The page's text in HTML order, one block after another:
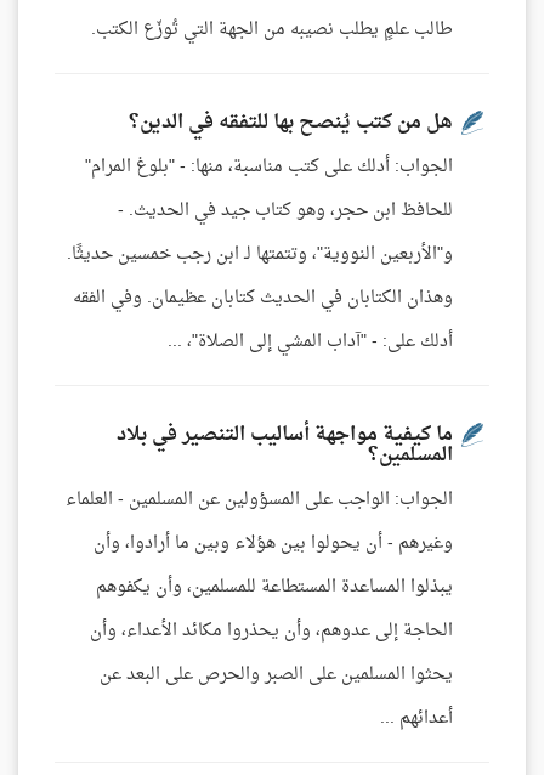
طالب علمٍ يطلب نصيبه من الجهة التي تُوزّع الكتب.
هل من كتب يُنصح بها للتفقه في الدين؟
الجواب: أدلك على كتب مناسبة، منها: - "بلوغ المرام"
للحافظ ابن حجر، وهو كتاب جيد في الحديث. -
و"الأربعين النووية"، وتتمتها لـ ابن رجب خمسين حديثًا.
وهذان الكتابان في الحديث كتابان عظيمان. وفي الفقه
أدلك على: - "آداب المشي إلى الصلاة"، ...
ما كيفية مواجهة أساليب التنصير في بلاد
المسلمين؟
الجواب: الواجب على المسؤولين عن المسلمين - العلماء
وغيرهم - أن يحولوا بين هؤلاء وبين ما أرادوا، وأن
يبذلوا المساعدة المستطاعة للمسلمين، وأن يكفوهم
الحاجة إلى عدوهم، وأن يحذروا مكائد الأعداء، وأن
يحثوا المسلمين على الصبر والحرص على البعد عن
أعدائهم ...